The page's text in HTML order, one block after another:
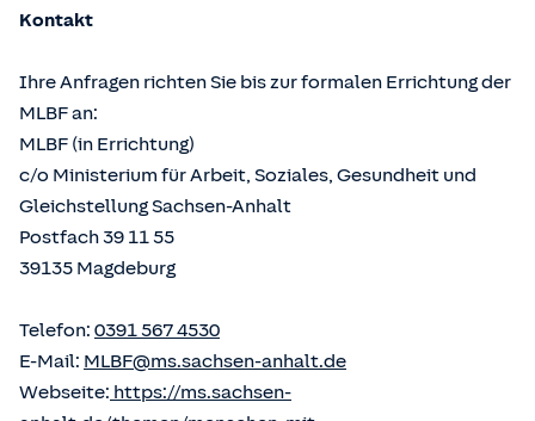
Kontakt
Ihre Anfragen richten Sie bis zur formalen Errichtung der
MLBF an:
MLBF (in Errichtung)
c/o Ministerium für Arbeit, Soziales, Gesundheit und
Gleichstellung Sachsen-Anhalt
Postfach 39 11 55
39135 Magdeburg
Telefon: 0391 567 4530
E-Mail: MLBF@ms.sachsen-anhalt.de
Webseite: https://ms.sachsen-